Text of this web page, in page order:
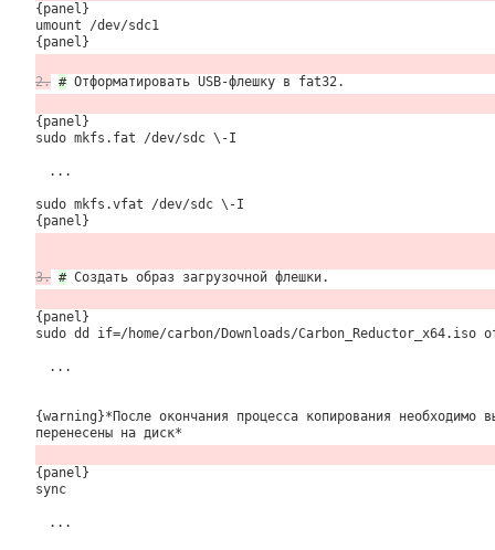
{panel}
umount /dev/sdc1
{panel}
2. #Отформатировать USB-флешку в fat32.
{panel}
sudo mkfs.fat /dev/sdc \-I
...
sudo mkfs.vfat /dev/sdc \-I
{panel}
3. #Создать образ загрузочной флешки.
{panel}
sudo dd if=/home/carbon/Downloads/Carbon_Reductor_x64.iso
...
{warning}*После окончания процесса копирования необходимо
перенесены на диск*
{panel}
sync
...